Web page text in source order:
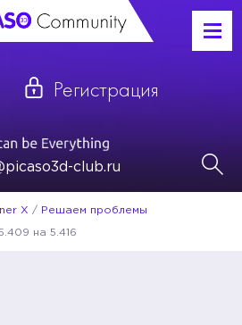
Регистрация
club.ru
X / Решаем проблемы
на 5.416